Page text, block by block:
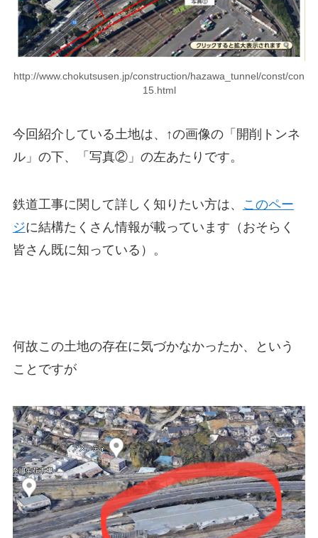
http://www.chokutsusen.jp/construction/hazawa_tunnel/const/con
15.html
今回紹介している土地は、↑の画像の「開削トンネ
ル」の下、「写真②」の左あたりです。
鉄道工事に関して詳しく知りたい方は、
このペー
ジに結構たくさん情報が載っています（おそらく
皆さん既に知っている）。
何故この土地の存在に気づかなかったか、という
ことですが